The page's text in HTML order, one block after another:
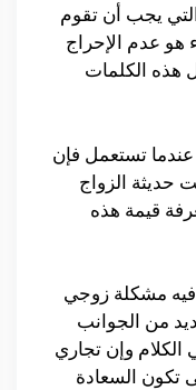
التي يجب أن تقوم
هو عدم الإحراج
هذه الكلمات
عندما تستعمل فإن
حديثة الزواج
قيمة هذه
فيه مشكلة زوجي
من الجوانب
الكلام وإن تجاري
تكون السعادة